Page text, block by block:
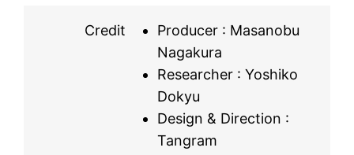
Credit
Producer : Masanobu
Nagakura
Researcher : Yoshiko
Dokyu
Design & Direction :
Tangram